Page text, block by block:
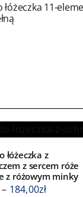
11-
łóżeczka z
z sercem róże
z różowym minky
– 184,00złZakres